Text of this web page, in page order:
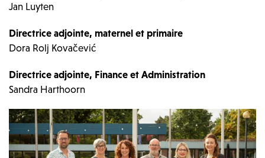
Jan Luyten
Directrice adjointe, maternel et primaire
Dora Rolj Kovačević
Directrice adjointe, Finance et Administration
Sandra Harthoorn